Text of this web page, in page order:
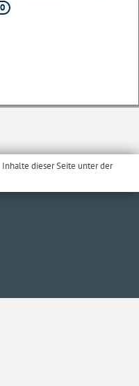
Inhalte dieser Seite unter der